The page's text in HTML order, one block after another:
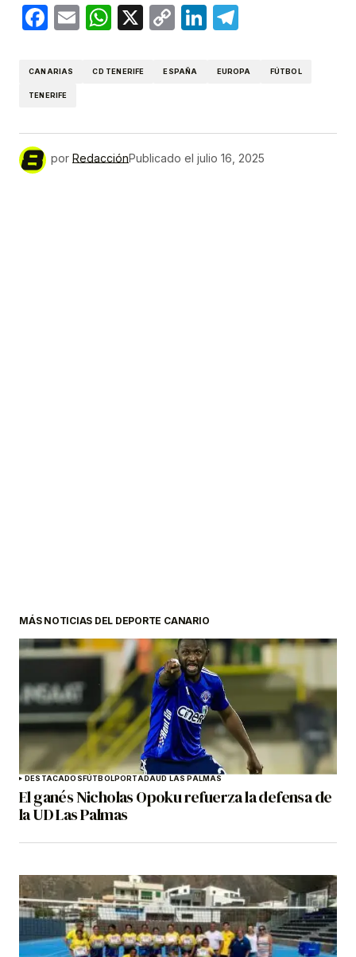
Facebook
EmailWhatsApp
X
CopyLinkedIn
CANARIAS CD TENERIFE ESPAÑA EUROPA FÚTBOL
TENERIFE
por RedacciónPublicado el julio 16, 2025
MÁS NOTICIAS DEL DEPORTE CANARIO
DESTACADOSFÚTBOLPORTADAUD LAS PALMAS
El ganés Nicholas Opoku refuerza la defensa de
la UD Las Palmas